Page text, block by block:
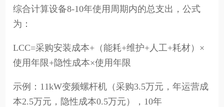
综合计算设备8-10年使用周期内的总支出，公式
为：
LCC=采购安装成本+（能耗+维护+人工+耗材）×
使用年限+隐性成本×使用年限
示例：11kW变频螺杆机（采购3.5万元，年运营成
本2.5万元，隐性成本0.5万元），10年